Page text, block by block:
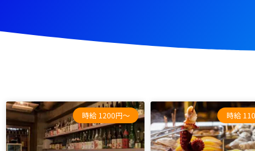
時給 1200円～ 時給